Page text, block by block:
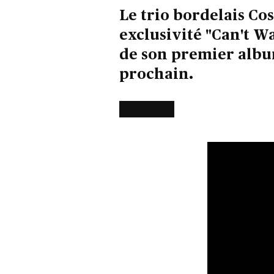
Le trio bordelais
exclusivité "Can't
de son premier
prochain.